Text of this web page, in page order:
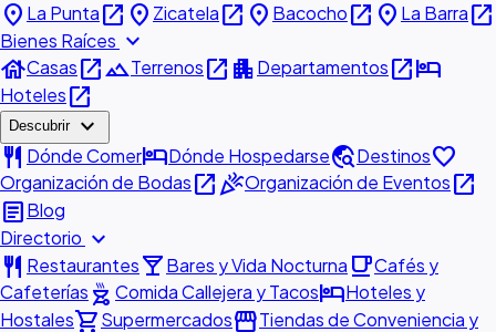
place La Puntaopen_in_new place Zicatelaopen_in_new place Bacochoopen_in_new place La Barraopen_in_new
Bienes Raíces expand_more
houseCasasopen_in_newlandscapeTerrenosopen_in_new apartmentDepartamentosopen_in_newhotel
Hotelesopen_in_new
Descubrir expand_more
restaurant Dónde ComerhotelDónde Hospedarsetravel_exploreDestinosfavorite
Organización de Bodasopen_in_newcelebrationOrganización de Eventosopen_in_new
articleBlog
Directorio expand_more
restaurant Restauranteslocal_barBares y Vida Nocturna local_cafeCafés y
Cafeterías outdoor_grill Comida Callejera y TacoshotelHoteles y
Hostalesshopping_cartSupermercadosstorefrontTiendas de Conveniencia y